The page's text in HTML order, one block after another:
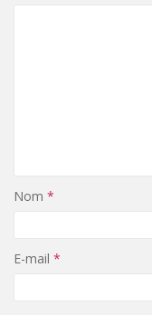
Nom *
E-mail *